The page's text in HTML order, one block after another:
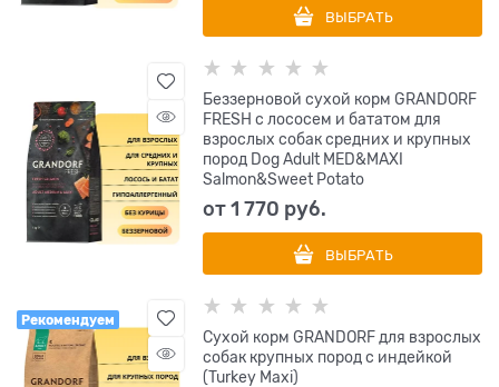
ВЫБРАТЬ
Беззерновой сухой корм GRANDORF
FRESH с лососем и бататом для
взрослых собак средних и крупных
пород Dog Adult MED&MAXI
Salmon&Sweet Potato
от1 770 руб.
ВЫБРАТЬ
Рекомендуем
Сухой корм GRANDORF для взрослых
собак крупных пород с индейкой
(Turkey Maxi)